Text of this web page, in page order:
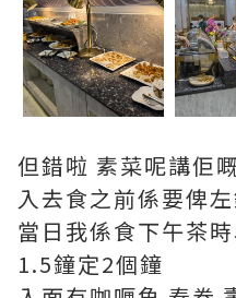
但錯啦 素菜呢講佢
入去食之前係要俾
當日我係食下午茶
1.5鐘定2個鐘